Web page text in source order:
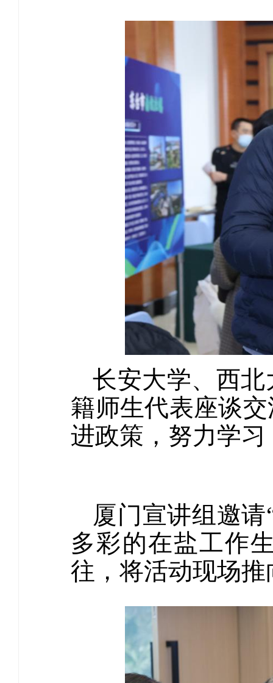
长安大学、西
籍师生代表座谈
进政策，努力学
厦门宣讲组邀
多彩的在盐工作
往，将活动现场